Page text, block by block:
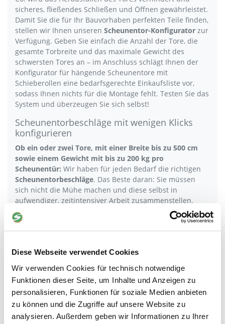
Diese Webseite verwendet Cookies
Wir verwenden Cookies für technisch notwendige
Funktionen dieser Seite, um Inhalte und Anzeigen zu
personalisieren, Funktionen für soziale Medien anbieten
zu können und die Zugriffe auf unsere Website zu
analysieren. Außerdem geben wir Informationen zu Ihrer
sicheres, fließendes Schließen und Öffnen gewährleistet.
Damit Sie die für Ihr Bauvorhaben perfekten Teile finden,
stellen wir Ihnen unseren Scheunentor-Konfigurator zur
Verfügung. Geben Sie einfach die Anzahl der Tore, die
gesamte Torbreite und das maximale Gewicht des
schwersten Tores an – im Anschluss schlägt Ihnen der
Konfigurator für hängende Scheunentore mit
Schieberollen eine bedarfsgerechte Einkaufsliste vor,
sodass Ihnen nichts für die Montage fehlt. Testen Sie das
System und überzeugen Sie sich selbst!
Scheunentorbeschläge mit wenigen Klicks
konfigurieren
Ob ein oder zwei Tore, mit einer Breite bis zu 500 cm
sowie einem Gewicht mit bis zu 200 kg pro
Scheunentür: Wir haben für jeden Bedarf die richtigen
Scheunentorbeschläge. Das Beste daran: Sie müssen
sich nicht die Mühe machen und diese selbst in
aufwendiger, zeitintensiver Arbeit zusammenstellen.
Nutzen Sie dafür doch einfach unseren Scheunentor-
Konfigurator bzw. -Rechner! Dieser stellt Ihnen aufgrund
Ihrer Angaben in Sekundenschnelle eine Einkaufsliste
Scheunentorrollen, Stahlsets für die Befestigung der
Rollen, Führungsschienen, Führungsrollen/Laufrollen,
Boden-Riegel, Sturmhaken und Co. enthalten sind.
gesagt:Vom Scheunentorbeschlag bis zum Türgriff und
Schiebetürschloss ermittelt der Konfigurator für
hängende Scheunentore bzw. jede einzelne Scheunentür
auf Rollen genau die Menge an Montageteilen, die Sie